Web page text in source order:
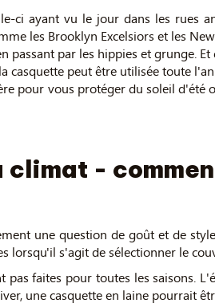
ci ayant vu le jour dans les rues
les Brooklyn Excelsiors et les
passant par les hippies et grunge.
casquette peut être utilisée toute
pour vous protéger du soleil
climat -
une question de goût et de
lorsqu'il s'agit de sélectionner le
pas faites pour toutes les saisons.
une casquette en laine pourrait